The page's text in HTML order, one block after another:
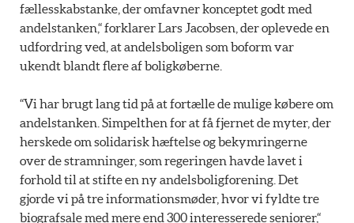
fællesskabstanke, der omfavner konceptet godt med
andelstanken,“ forklarer Lars Jacobsen, der oplevede en
udfordring ved, at andelsboligen som boform var
ukendt blandt flere af boligkøberne.
“Vi har brugt lang tid på at fortælle de mulige købere om
andelstanken. Simpelthen for at få fjernet de myter, der
herskede om solidarisk hæftelse og bekymringerne
over de stramninger, som regeringen havde lavet i
forhold til at stifte en ny andelsboligforening. Det
gjorde vi på tre informationsmøder, hvor vi fyldte tre
biografsale med mere end 300 interesserede seniorer,“